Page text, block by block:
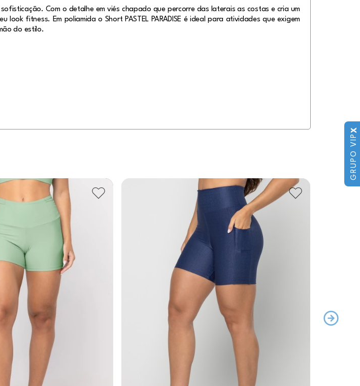
sofisticação. Com o detalhe em viés chapado que percorre das laterais as costas e cria um
fitness. Em poliamida o Short PASTEL PARADISE é ideal para atividades que exigem
do estilo.
GRUPO VIP
X